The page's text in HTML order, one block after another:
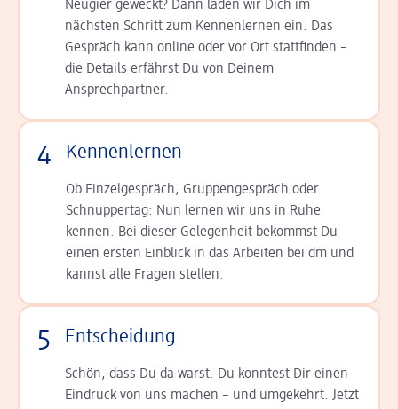
Neugier geweckt? Dann laden wir Dich im
nächsten Schritt zum Kennen­lernen ein. Das
Gespräch kann online oder vor Ort statt­finden –
die Details er­fährst Du von Deinem
Ansprechpartner.
4 Kennenlernen
Ob Einzelgespräch, Grup­pen­gespräch oder
Schnup­per­tag: Nun lernen wir uns in Ruhe
kennen. Bei dieser Gelegenheit bekommst Du
einen ersten Einblick in das Arbeiten bei dm und
kannst alle Fragen stellen.
5 Entscheidung
Schön, dass Du da warst. Du konntest Dir einen
Ein­druck von uns machen – und umgekehrt. Jetzt